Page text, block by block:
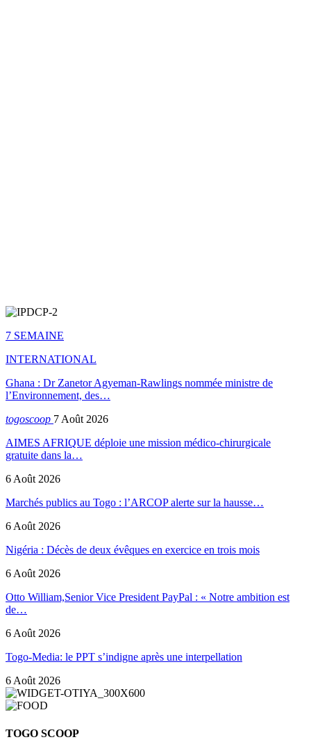
7 SEMAINE
INTERNATIONAL
Ghana : Dr Zanetor Agyeman-Rawlings nommée ministre de
l’Environnement, des…
togoscoop 7 Août 2026
AIMES AFRIQUE déploie une mission médico-chirurgicale
gratuite dans la…
6 Août 2026
Marchés publics au Togo : l’ARCOP alerte sur la hausse…
6 Août 2026
Nigéria : Décès de deux évêques en exercice en trois mois
6 Août 2026
Otto William,Senior Vice President PayPal : « Notre ambition est
de…
6 Août 2026
Togo-Media: le PPT s’indigne après une interpellation
6 Août 2026
TOGO SCOOP